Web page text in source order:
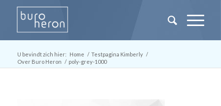
U bevindt zich hier: Home / Testpagina Kimberly /
Over Buro Heron / poly-grey-1000